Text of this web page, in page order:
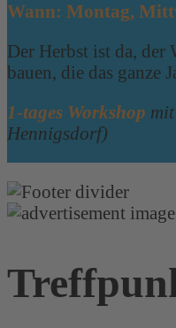
Wann: Montag,
Der Herbst ist da, der
bauen, die das ganze
1-tages Workshop
Hennigsdorf)